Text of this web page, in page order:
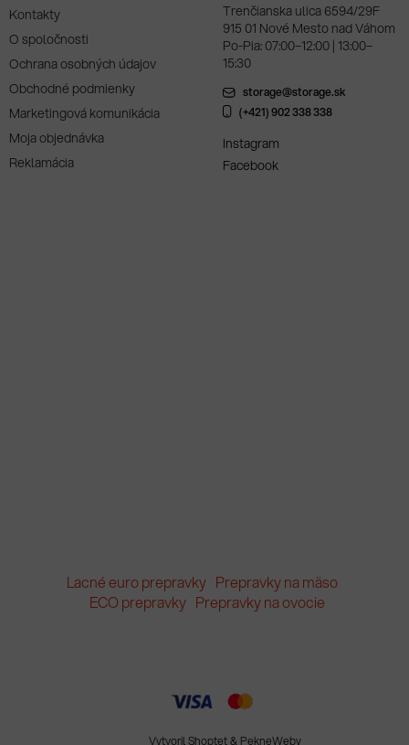
Kontakty
O spoločnosti
Ochrana osobných údajov
Obchodné podmienky
Marketingová komunikácia
Moja objednávka
Reklamácia
Trenčianska ulica 6594/29F
915 01 Nové Mesto nad Váhom
Po-Pia: 07:00–12:00 | 13:00–
15:30
storage@storage.sk
(+421) 902 338 338
Instagram
Facebook
Lacné euro prepravky Prepravky na mäso
ECO prepravky Prepravky na ovocie
Vytvoril Shoptet& PekneWeby